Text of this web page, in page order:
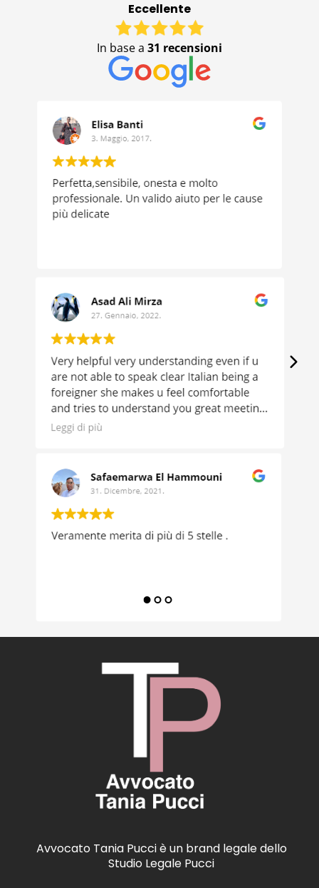
Eccellente
In base a 31 recensioni
Avvocato Tania Pucci è un brand legale dello
Studio Legale Pucci